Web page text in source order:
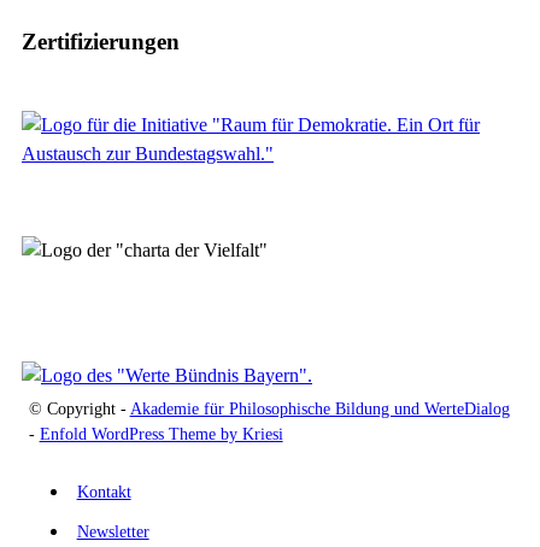
Zertifizierungen
© Copyright - Akademie für Philosophische Bildung und WerteDialog
- Enfold WordPress Theme by Kriesi
Kontakt
Newsletter